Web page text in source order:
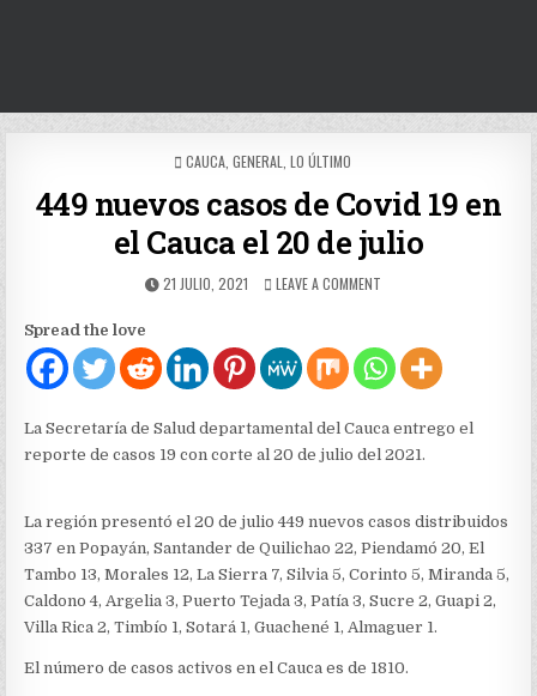
POSTED
CAUCA GENERAL LO ÚLTIMO
449 nuevos casos de Covid 19 en
el Cauca el 20 de julio
PUBLISHED
21 JULIO, 2021 LEAVE A COMMENTON
CASOS
DE
COVID
EN
EL
CAUCA
DE
JULIO
Spread the love
La Secretaría de Salud departamental del Cauca entrego el
reporte de casos 19 con corte al 20 de julio del 2021.
La región presentó el 20 de julio 449 nuevos casos distribuidos
337 en Popayán, Santander de Quilichao 22, Piendamó 20, El
Tambo 13, Morales 12, La Sierra 7, Silvia 5, Corinto 5, Miranda 5,
Caldono 4, Argelia 3, Puerto Tejada 3, Patía 3, Sucre 2, Guapi 2,
Villa Rica 2, Timbío 1, Sotará 1, Guachené 1, Almaguer 1.
El número de casos activos en el Cauca es de 1810.